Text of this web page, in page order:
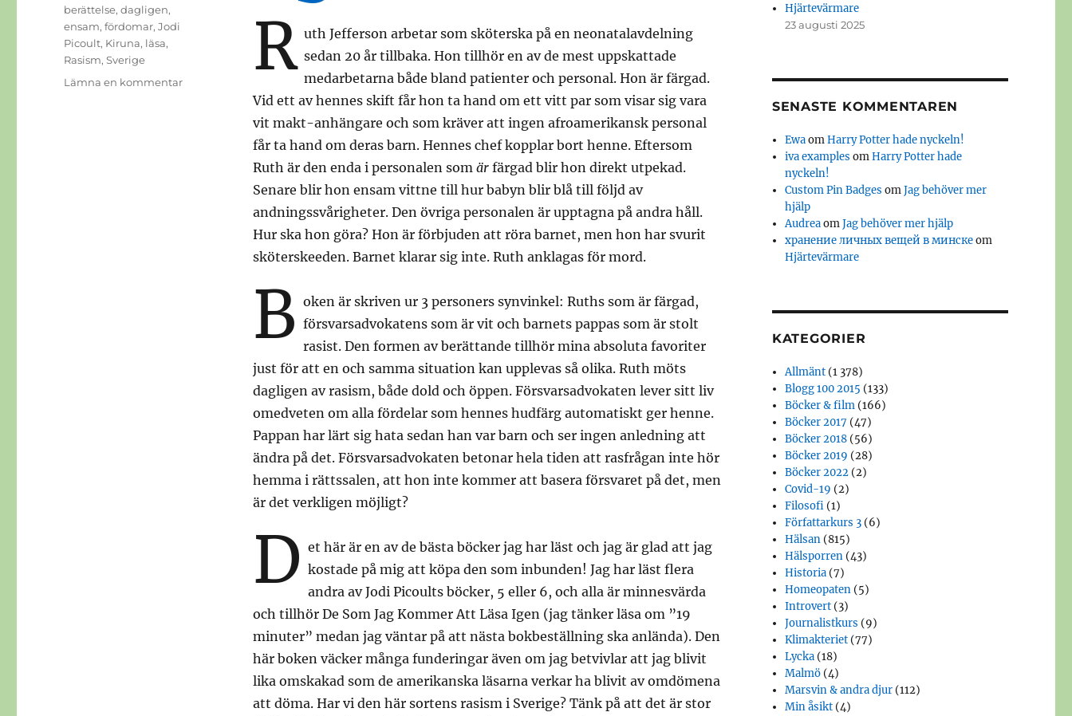
R uth Jefferson arbetar som sköterska på en neonatalavdelning
sedan 20 år tillbaka. Hon tillhör en av de mest uppskattade
medarbetarna både bland patienter och personal. Hon är färgad.
Vid ett av hennes skift får hon ta hand om ett vitt par som visar sig vara
vit makt-anhängare och som kräver att ingen afroamerikansk personal
får ta hand om deras barn. Hennes chef kopplar bort henne. Eftersom
Ruth är den enda i personalen somärfärgad blir hon direkt utpekad.
Senare blir hon ensam vittne till hur babyn blir blå till följd av
andningssvårigheter. Den övriga personalen är upptagna på andra håll.
Hur ska hon göra? Hon är förbjuden att röra barnet, men hon har svurit
sköterskeeden. Barnet klarar sig inte. Ruth anklagas för mord.
B oken är skriven ur 3 personers synvinkel: Ruths som är färgad,
försvarsadvokatens som är vit och barnets pappas som är stolt
rasist. Den formen av berättande tillhör mina absoluta favoriter
just för att en och samma situation kan upplevas så olika. Ruth möts
dagligen av rasism, både dold och öppen. Försvarsadvokaten lever sitt liv
omedveten om alla fördelar som hennes hudfärg automatiskt ger henne.
Pappan har lärt sig hata sedan han var barn och ser ingen anledning att
ändra på det. Försvarsadvokaten betonar hela tiden att rasfrågan inte hör
hemma i rättssalen, att hon inte kommer att basera försvaret på det, men
är det verkligen möjligt?
D et här är en av de bästa böcker jag har läst och jag är glad att jag
kostade på mig att köpa den som inbunden! Jag har läst flera
andra av Jodi Picoults böcker, 5 eller 6, och alla är minnesvärda
och tillhör De Som Jag Kommer Att Läsa Igen (jag tänker läsa om ”19
minuter” medan jag väntar på att nästa bokbeställning ska anlända). Den
här boken väcker många funderingar även om jag betvivlar att jag blivit
lika omskakad som de amerikanska läsarna verkar ha blivit av omdömena
att döma. Har vi den här sortens rasism i Sverige? Tänk på att det är stor
Etiketter
berättelse,dagligen,
ensam,fördomar,Jodi
Picoult, Kiruna, läsa,
Rasism,Sverige
Lämna en kommentartill
Hjärtevärmare
23 augusti 2025
SENASTE KOMMENTAREN
EwaomHarry Potter hade nyckeln!
iva examples omHarry Potter hade
nyckeln!
Custom Pin Badges omJag behöver mer
hjälp
AudreaomJag behöver mer hjälp
хранение личных вещей в минскеom
Hjärtevärmare
KATEGORIER
Allmänt (1 378)
Blogg 100 2015 (133)
Böcker & film (166)
Böcker 2017 (47)
Böcker 2018 (56)
Böcker 2019 (28)
Böcker 2022 (2)
Covid-19 (2)
Filosofi (1)
Författarkurs 3 (6)
Hälsan (815)
Hälsporren (43)
Historia (7)
Homeopaten (5)
Introvert (3)
Journalistkurs (9)
Klimakteriet (77)
Lycka (18)
Malmö (4)
Marsvin & andra djur (112)
Min åsikt (4)